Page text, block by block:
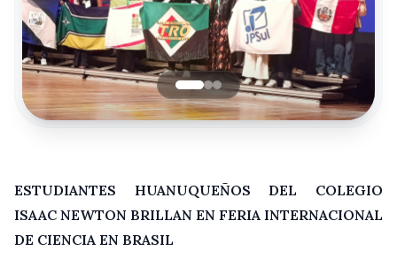
ESTUDIANTES HUANUQUEÑOS DEL COLEGIO
ISAAC NEWTON BRILLAN EN FERIA INTERNACIONAL
DE CIENCIA EN BRASIL